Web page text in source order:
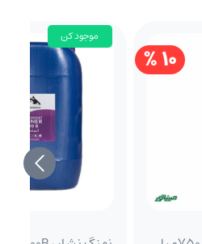
10 %
موجود کن